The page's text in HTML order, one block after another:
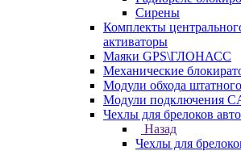
Сирены
Комплекты
активаторы
Маяки GPS\ГЛОНАСС
Механические
Модули обхода
Модули подключения
Чехлы для брелоков
Назад
Чехлы для